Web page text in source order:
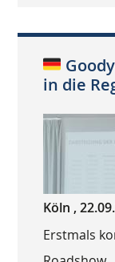
in die
Köln ,
Erstmals